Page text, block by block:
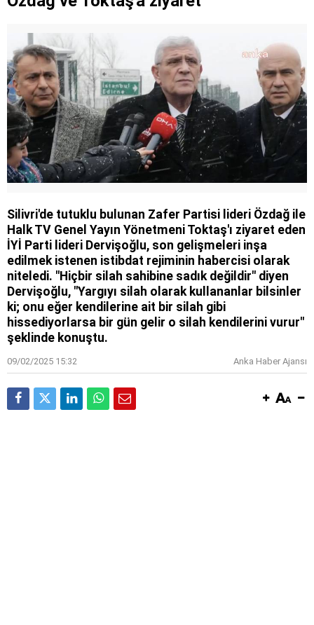
Silivri'de tutuklu bulunan Zafer Partisi lideri Özdağ ile
Halk TV Genel Yayın Yönetmeni Toktaş'ı ziyaret eden
İYİ Parti lideri Dervişoğlu, son gelişmeleri inşa
edilmek istenen istibdat rejiminin habercisi olarak
niteledi. "Hiçbir silah sahibine sadık değildir" diyen
Dervişoğlu, "Yargıyı silah olarak kullananlar bilsinler
ki; onu eğer kendilerine ait bir silah gibi
hissediyorlarsa bir gün gelir o silah kendilerini vurur"
şeklinde konuştu.
09/02/2025 15:32 Anka Haber Ajansı